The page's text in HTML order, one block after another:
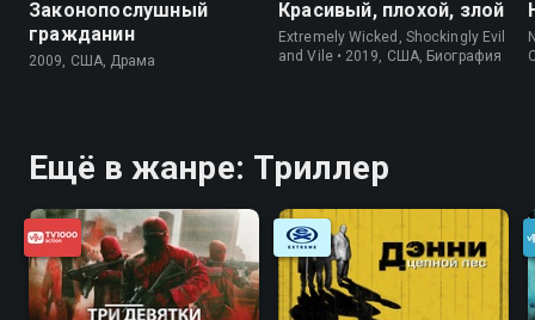
Законопослушный
гражданин
2009, США, Драма
Красивый, плохой, злой
Extremely Wicked, Shockingly Evil
and Vile • 2019, США, Биография
Ещё в жанре: Триллер